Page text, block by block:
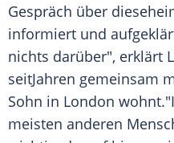
Gespräch über
informiert und
nichts darüber", erklärt
seitJahren gemeinsam
Sohn in London
meisten anderen